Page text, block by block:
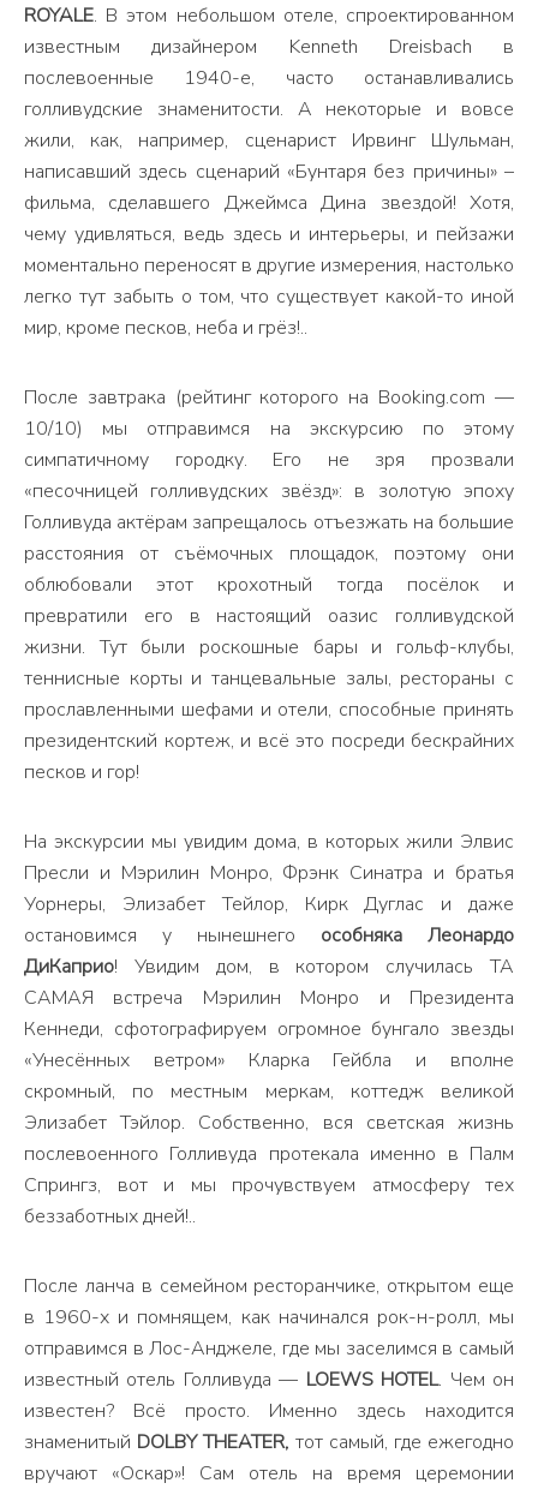
ROYALE. В этом небольшом отеле, спроектированном
известным дизайнером Kenneth Dreisbach в
послевоенные 1940-е, часто останавливались
голливудские знаменитости. А некоторые и вовсе
жили, как, например, сценарист Ирвинг Шульман,
написавший здесь сценарий «Бунтаря без причины» –
фильма, сделавшего Джеймса Дина звездой! Хотя,
чему удивляться, ведь здесь и интерьеры, и пейзажи
моментально переносят в другие измерения, настолько
легко тут забыть о том, что существует какой-то иной
мир, кроме песков, неба и грёз!..
После завтрака (рейтинг которого на Booking.com —
10/10) мы отправимся на экскурсию по этому
симпатичному городку. Его не зря прозвали
«песочницей голливудских звёзд»: в золотую эпоху
Голливуда актёрам запрещалось отъезжать на большие
расстояния от съёмочных площадок, поэтому они
облюбовали этот крохотный тогда посёлок и
превратили его в настоящий оазис голливудской
жизни. Тут были роскошные бары и гольф-клубы,
теннисные корты и танцевальные залы, рестораны с
прославленными шефами и отели, способные принять
президентский кортеж, и всё это посреди бескрайних
песков и гор!
На экскурсии мы увидим дома, в которых жили Элвис
Пресли и Мэрилин Монро, Фрэнк Синатра и братья
Уорнеры, Элизабет Тейлор, Кирк Дуглас и даже
остановимся у нынешнего особняка Леонардо
ДиКаприо! Увидим дом, в котором случилась ТА
САМАЯ встреча Мэрилин Монро и Президента
Кеннеди, сфотографируем огромное бунгало звезды
«Унесённых ветром» Кларка Гейбла и вполне
скромный, по местным меркам, коттедж великой
Элизабет Тэйлор. Собственно, вся светская жизнь
послевоенного Голливуда протекала именно в Палм
Спрингз, вот и мы прочувствуем атмосферу тех
беззаботных дней!..
После ланча в семейном ресторанчике, открытом еще
в 1960-х и помнящем, как начинался рок-н-ролл, мы
отправимся в Лос-Анджеле, где мы заселимся в самый
известный отель Голливуда — LOEWS HOTEL. Чем он
известен? Всё просто. Именно здесь находится
знаменитый DOLBY THEATER, тот самый, где ежегодно
вручают «Оскар»! Сам отель на время церемонии